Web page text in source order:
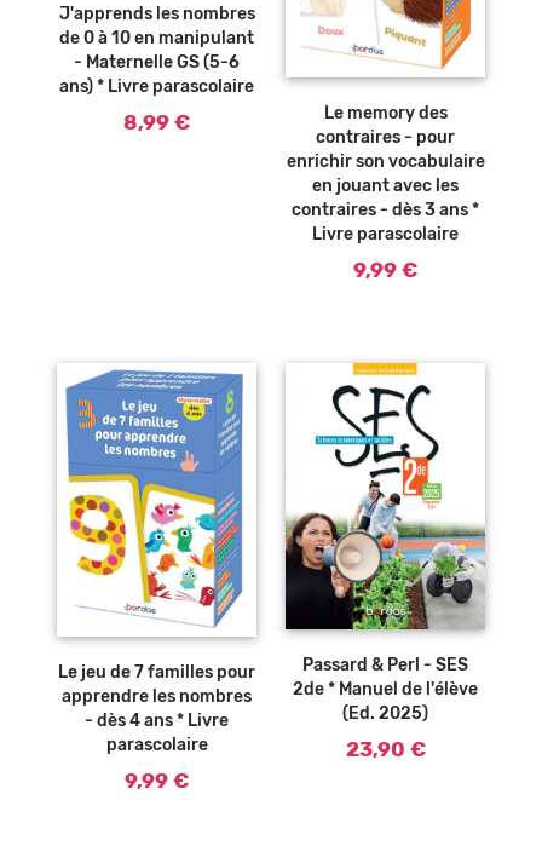
J'apprends les nombres
de 0 à 10 en manipulant
- Maternelle GS (5-6
ans) * Livre parascolaire
8,99 €
Ajouter au
Le memory des
contraires - pour
enrichir son vocabulaire
en jouant avec les
contraires - dès 3 ans *
Livre parascolaire
9,99 €
Ajouter au
Le jeu de 7 familles pour
apprendre les nombres
- dès 4 ans * Livre
parascolaire
9,99 €
Ajouter au
Passard & Perl - SES
2de * Manuel de l'élève
(Ed. 2025)
23,90 €